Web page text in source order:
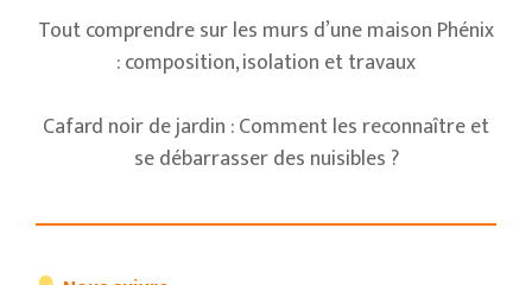
Tout comprendre sur les murs d’une maison Phénix
: composition, isolation et travaux
Cafard noir de jardin : Comment les reconnaître et
se débarrasser des nuisibles ?